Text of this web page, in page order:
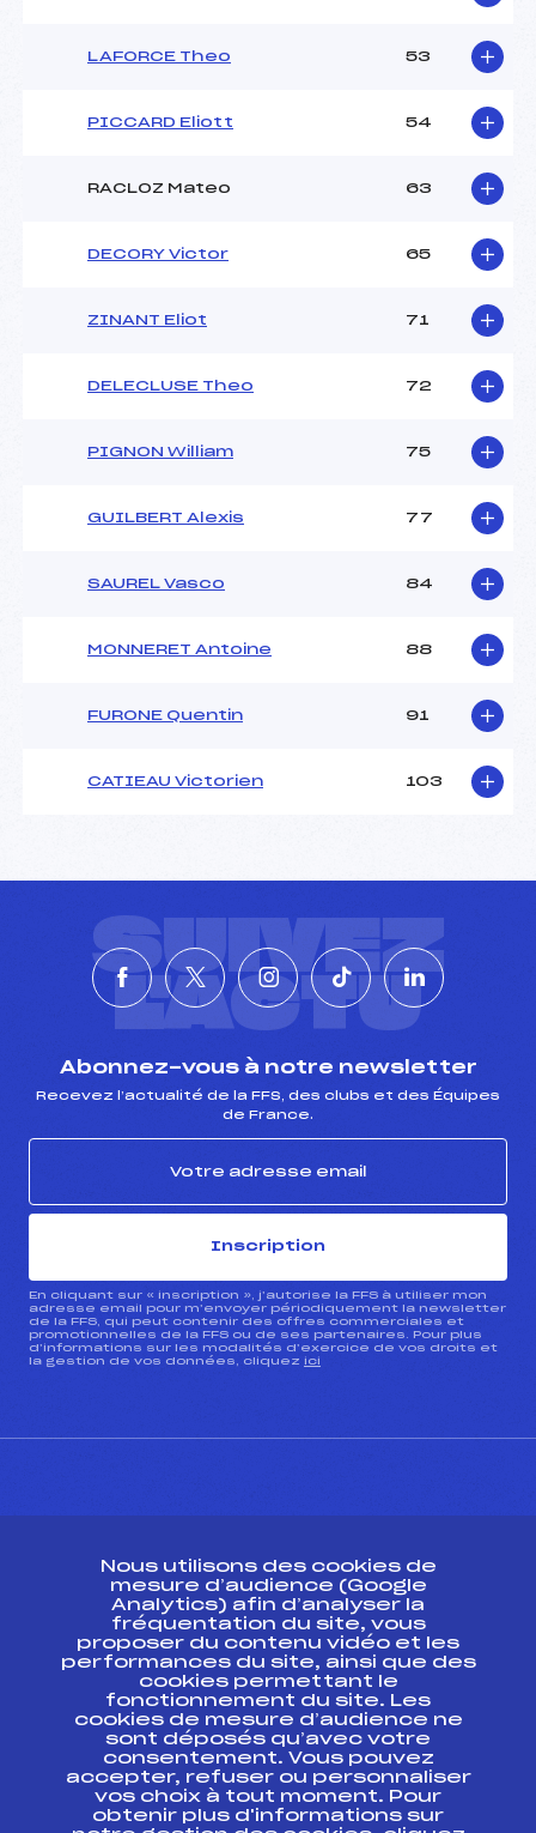
LAFORCE Theo 53
PICCARD Eliott 54
RACLOZ Mateo 63
DECORY Victor 65
ZINANT Eliot 71
DELECLUSE Theo 72
PIGNON William 75
GUILBERT Alexis 77
SAUREL Vasco 84
MONNERET Antoine 88
FURONE Quentin 91
CATIEAU Victorien 103
SUIVEZ
L'ACTU
Abonnez-vous à notre newsletter
Recevez l’actualité de la FFS, des clubs et des Équipes
de France.
Inscription
En cliquant sur « inscription », j’autorise la FFS à utiliser mon
adresse email pour m’envoyer périodiquement la newsletter
de la FFS, qui peut contenir des offres commerciales et
promotionnelles de la FFS ou de ses partenaires. Pour plus
d’informations sur les modalités d’exercice de vos droits et
la gestion de vos données, cliquez ici
Ressources
Pass’Neige
Projet sportif fédéral
Projet de performance fédéral
Antidopage
Pôle Développement, Formation, Suivi
Scientifique
Listes ministérielles
Nous utilisons des cookies de
mesure d’audience (Google
Analytics) afin d’analyser la
fréquentation du site, vous
proposer du contenu vidéo et les
performances du site, ainsi que des
cookies permettant le
fonctionnement du site. Les
cookies de mesure d’audience ne
sont déposés qu’avec votre
consentement. Vous pouvez
accepter, refuser ou personnaliser
vos choix à tout moment. Pour
obtenir plus d'informations sur